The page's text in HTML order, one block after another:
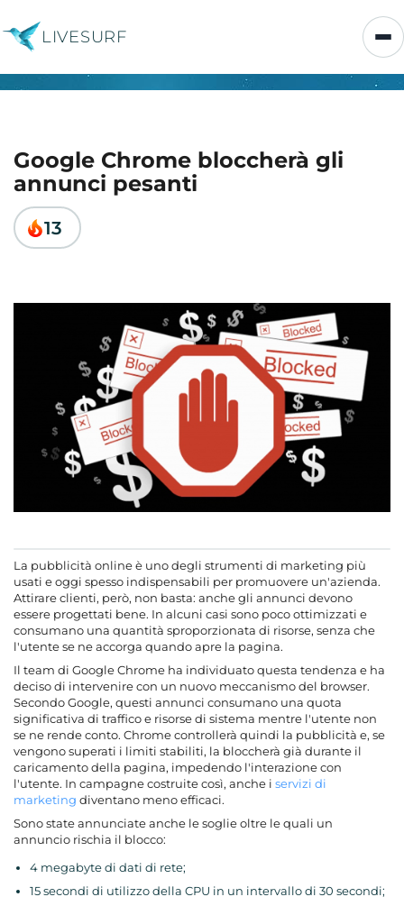
LIVESURF
Google Chrome bloccherà gli
annunci pesanti
13
La pubblicità online è uno degli strumenti di marketing più
usati e oggi spesso indispensabili per promuovere un'azienda.
Attirare clienti, però, non basta: anche gli annunci devono
essere progettati bene. In alcuni casi sono poco ottimizzati e
consumano una quantità sproporzionata di risorse, senza che
l'utente se ne accorga quando apre la pagina.
Il team di Google Chrome ha individuato questa tendenza e ha
deciso di intervenire con un nuovo meccanismo del browser.
Secondo Google, questi annunci consumano una quota
significativa di traffico e risorse di sistema mentre l'utente non
se ne rende conto. Chrome controllerà quindi la pubblicità e, se
vengono superati i limiti stabiliti, la bloccherà già durante il
caricamento della pagina, impedendo l'interazione con
l'utente. In campagne costruite così, anche i servizi di
marketing diventano meno efficaci.
Sono state annunciate anche le soglie oltre le quali un
annuncio rischia il blocco:
4 megabyte di dati di rete;
15 secondi di utilizzo della CPU in un intervallo di 30 secondi;